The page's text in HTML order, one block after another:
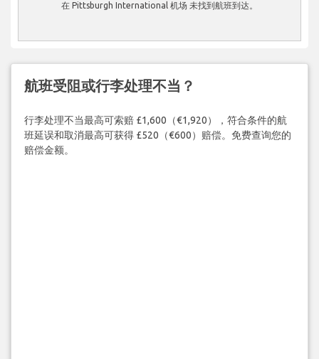
在 Pittsburgh International 机场 未找到航班到达。
航班受阻或行李处理不当？
行李处理不当最高可索赔 £1,600（€1,920），符合条件的航
班延误和取消最高可获得 £520（€600）赔偿。免费查询您的
赔偿金额。